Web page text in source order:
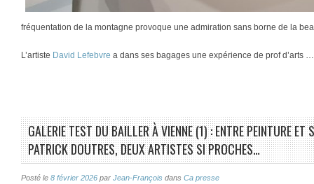
fréquentation de la montagne provoque une admiration sans borne de la
L’artiste David Lefebvre a dans ses bagages une expérience de prof d’arts …
GALERIE TEST DU BAILLER À VIENNE (1) : ENTRE PEINTURE ET
PATRICK DOUTRES, DEUX ARTISTES SI PROCHES…
Posté le 8 février 2026 par Jean-François dans Ca presse